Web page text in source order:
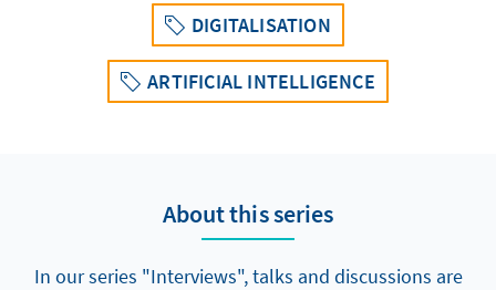
DIGITALISATION
ARTIFICIAL INTELLIGENCE
About this series
In our series "Interviews", talks and discussions are